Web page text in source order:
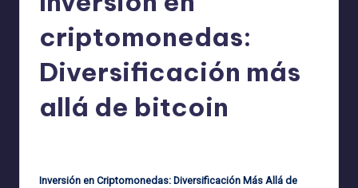
criptomonedas:
Diversificación más
allá de bitcoin
Inversión en Criptomonedas: Diversificación Más Allá de